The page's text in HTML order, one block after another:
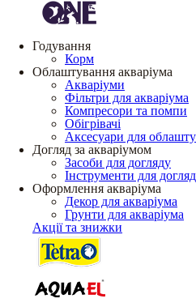
Годування
Корм
Облаштування акваріума
Акваріуми
Фільтри для акваріума
Компресори та помпи
Обігрівачі
Аксесуари для
Догляд за акваріумом
Засоби для догляду
Інструменти для
Оформлення акваріума
Декор для акваріума
Грунти для акваріума
Акції та знижки